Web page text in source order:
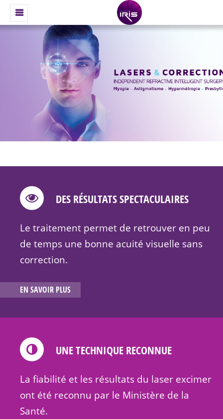
DES RÉSULTATS SPECTACULAIRES
Le traitement permet de retrouver en peu
de temps une bonne acuité visuelle sans
correction.
EN SAVOIR PLUS
UNE TECHNIQUE RECONNUE
La fiabilité et les résultats du laser excimer
ont été reconnu par le Ministère de la
Santé.